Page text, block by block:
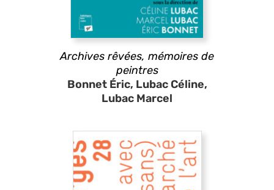
Archives rêvées, mémoires de
peintres
Bonnet Éric, Lubac Céline,
Lubac Marcel